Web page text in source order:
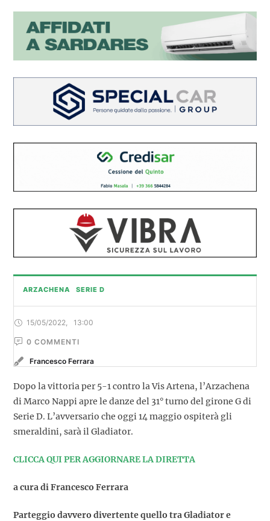
ARZACHENA SERIE D
15/05/2022 13:00
0 COMMENTI
Francesco Ferrara
Dopo la vittoria per 5-1 contro la Vis Artena, l’Arzachena
di Marco Nappi apre le danze del 31° turno del girone G di
Serie D. L’avversario che oggi 14 maggio ospiterà gli
smeraldini, sarà il Gladiator.
CLICCA QUI PER AGGIORNARE LA DIRETTA
a cura di Francesco Ferrara
Parteggio davvero divertente quello tra Gladiator e